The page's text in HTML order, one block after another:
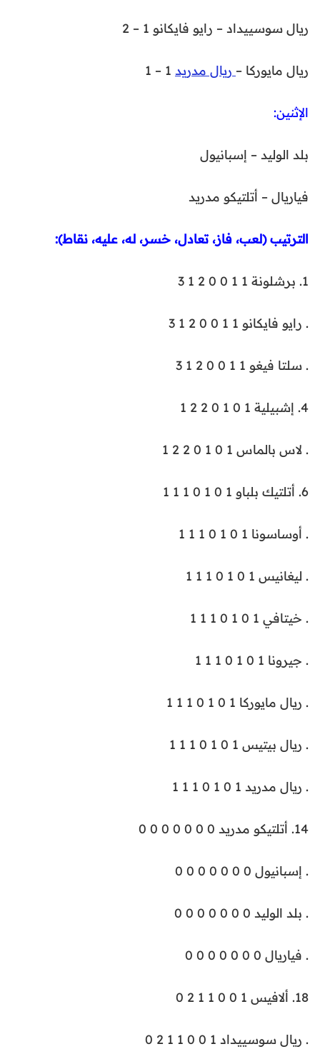
ريال سوسييداد – رايو فايكانو 1 – 2
ريال مايوركا – ريال مدريد
الإثنين:
بلد الوليد – إسبانيول
فياريال – أتلتيكو مدريد
الترتيب (لعب، فاز، تعادل، خسر، له، عليه، نقاط):
1. برشلونة 1 1 0 0 2 1 3
. رايو فايكانو 1 1 0 0 2 1 3
. سلتا فيغو 1 1 0 0 2 1 3
4. إشبيلية 1 0 1 0 2 2 1
. لاس بالماس 1 0 1 0 2 2 1
6. أتلتيك بلباو 1 0 1 0 1 1 1
. أوساسونا 1 0 1 0 1 1 1
. ليغانيس 1 0 1 0 1 1 1
. خيتافي 1 0 1 0 1 1 1
. جيرونا 1 0 1 0 1 1 1
. ريال مايوركا 1 0 1 0 1 1 1
. ريال بيتيس 1 0 1 0 1 1 1
. ريال مدريد 1 0 1 0 1 1 1
14. أتلتيكو مدريد 0 0 0 0 0 0 0
. إسبانيول 0 0 0 0 0 0 0
. بلد الوليد 0 0 0 0 0 0 0
. فياريال 0 0 0 0 0 0 0
18. ألافيس 1 0 0 1 1 2 0
. ريال سوسييداد 1 0 0 1 1 2 0